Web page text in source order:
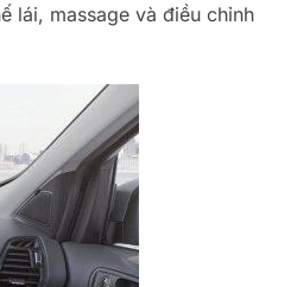
lái, massage và điều chỉnh